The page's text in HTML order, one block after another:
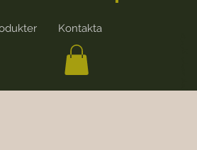
Kontakta